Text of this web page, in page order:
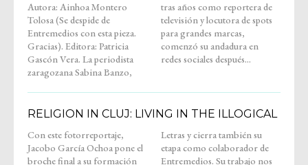
Autora: Ainhoa Montero
Tolosa (Se despide de
Entremedios con esta pieza.
Gracias). Editora: Patricia
Gascón Vera. La periodista
zaragozana Sabina Banzo,
tras años como reportera de
televisión y locutora de spots
para grandes marcas,
comenzó su andadura en
redes sociales después...
RELIGION IN CLUJ: LIVING IN THE ILLOGICAL
Con este fotorreportaje,
Jacobo García Ochoa pone el
broche final a su formación
Letras y cierra también su
etapa como colaborador de
Entremedios. Su trabajo nos